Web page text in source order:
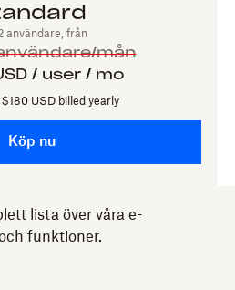
användare, från
mån
/ user / mo
USD billed yearly
Köp nu
lista över våra e-
funktioner.